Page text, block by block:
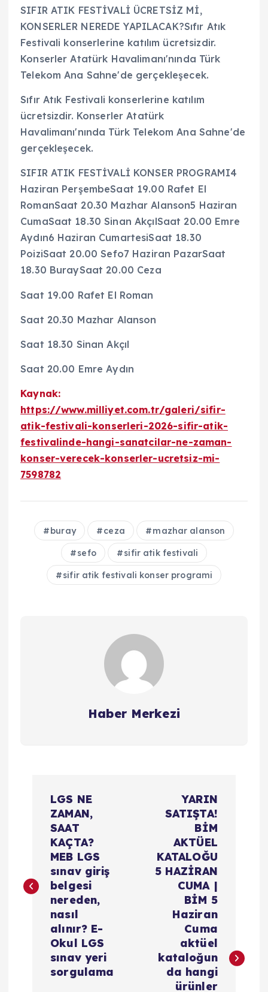
SIFIR ATIK FESTİVALİ ÜCRETSİZ Mİ,
KONSERLER NEREDE YAPILACAK?Sıfır Atık
Festivali konserlerine katılım ücretsizdir.
Konserler Atatürk Havalimanı'nında Türk
Telekom Ana Sahne'de gerçekleşecek.
Sıfır Atık Festivali konserlerine katılım
ücretsizdir. Konserler Atatürk
Havalimanı'nında Türk Telekom Ana Sahne'de
gerçekleşecek.
SIFIR ATIK FESTİVALİ KONSER PROGRAMI4
Haziran PerşembeSaat 19.00 Rafet El
RomanSaat 20.30 Mazhar Alanson5 Haziran
CumaSaat 18.30 Sinan AkçılSaat 20.00 Emre
Aydın6 Haziran CumartesiSaat 18.30
PoiziSaat 20.00 Sefo7 Haziran PazarSaat
18.30 BuraySaat 20.00 Ceza
Saat 19.00 Rafet El Roman
Saat 20.30 Mazhar Alanson
Saat 18.30 Sinan Akçıl
Saat 20.00 Emre Aydın
Kaynak:
https://www.milliyet.com.tr/galeri/sifir-
atik-festivali-konserleri-2026-sifir-atik-
festivalinde-hangi-sanatcilar-ne-zaman-
konser-verecek-konserler-ucretsiz-mi-
7598782
buray ceza mazhar alanson
sefo sifir atik festivali
sifir atik festivali konser programi
Haber Merkezi
ı
LGS NE
ZAMAN,
SAAT
KAÇTA?
MEB LGS
sınav giriş
belgesi
nereden,
nasıl
alınır? E-
Okul LGS
sınav yeri
sorgulama
YARIN
SATIŞTA!
BİM
AKTÜEL
KATALOĞU
5 HAZİRAN
CUMA |
BİM 5
Haziran
Cuma
aktüel
kataloğun
da hangi
ürünler